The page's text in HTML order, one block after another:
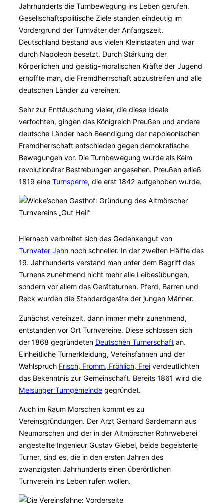
Jahrhunderts die Turnbewegung ins Leben gerufen.
Gesellschaftspolitische Ziele standen eindeutig im
Vordergrund der Turnväter der Anfangszeit.
Deutschland bestand aus vielen Kleinstaaten und war
durch Napoleon besetzt. Durch Stärkung der
körperlichen und geistig-moralischen Kräfte der Jugend
erhoffte man, die Fremdherrschaft abzustreifen und alle
deutschen Länder zu vereinen.
Sehr zur Enttäuschung vieler, die diese Ideale
verfochten, gingen das Königreich Preußen und andere
deutsche Länder nach Beendigung der napoleonischen
Fremdherrschaft entschieden gegen demokratische
Bewegungen vor. Die Turnbewegung wurde als Keim
revolutionärer Bestrebungen angesehen. Preußen erließ
1819 eine Turnsperre, die erst 1842 aufgehoben wurde.
Hiernach verbreitet sich das Gedankengut von
Turnvater Jahn noch schneller. In der zweiten Hälfte des
19. Jahrhunderts verstand man unter dem Begriff des
Turnens zunehmend nicht mehr alle Leibesübungen,
sondern vor allem das Geräteturnen. Pferd, Barren und
Reck wurden die Standardgeräte der jungen Männer.
Zunächst vereinzelt, dann immer mehr zunehmend,
entstanden vor Ort Turnvereine. Diese schlossen sich
der 1868 gegründeten Deutschen Turnerschaft an.
Einheitliche Turnerkleidung, Vereinsfahnen und der
Wahlspruch Frisch, Fromm, Fröhlich, Frei verdeutlichten
das Bekenntnis zur Gemeinschaft. Bereits 1861 wird die
Melsunger Turngemeinde gegründet.
Auch im Raum Morschen kommt es zu
Vereinsgründungen. Der Arzt Gerhard Sardemann aus
Neumorschen und der in der Altmörscher Rohrweberei
angestellte Ingenieur Gustav Giebel, beide begeisterte
Turner, sind es, die in den ersten Jahren des
zwanzigsten Jahrhunderts einen überörtlichen
Turnverein ins Leben rufen wollen.